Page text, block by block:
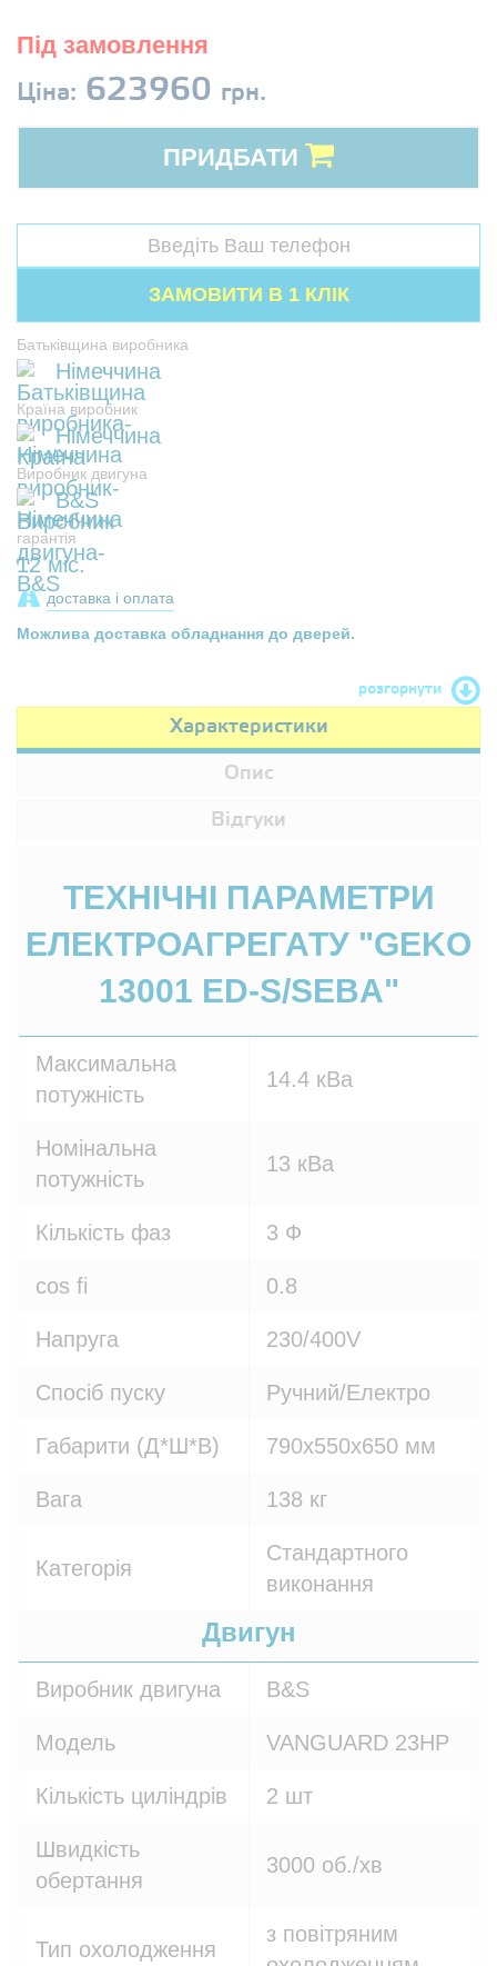
Під замовлення
Ціна: 623960 грн.
ПРИДБАТИ
Батьківщина виробника
Німеччина
Країна виробник
Німеччина
Виробник двигуна
B&S
гарантія
12 міс.
доставка і оплата
Можлива доставка обладнання до дверей.
розгорнути
Характеристики
Опис
Відгуки
ТЕХНІЧНІ ПАРАМЕТРИ
ЕЛЕКТРОАГРЕГАТУ "GEKO
13001 ED-S/SEBA"
Максимальна
потужність
14.4 кВа
Номінальна
потужність
13 кВа
Кількість фаз 3 Ф
cos fi 0.8
Напруга 230/400V
Спосіб пуску Ручний/Електро
Габарити (Д*Ш*В) 790х550х650 мм
Вага 138 кг
Категорія
Стандартного
виконання
Двигун
Виробник двигуна B&S
Модель VANGUARD 23HP
Кількість циліндрів 2 шт
Швидкість
обертання
3000 об./хв
Тип охолодження
з повітряним